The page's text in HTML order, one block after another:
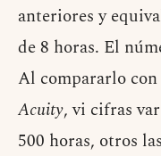
anteriores y
de 8 horas. El
Al compararlo
Acuity, vi cifras
500 horas, otros